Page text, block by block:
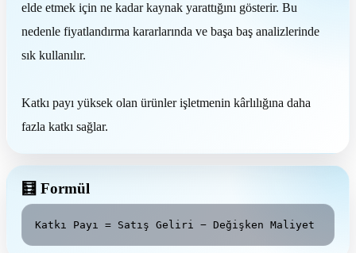
elde etmek için ne kadar kaynak yarattığını gösterir. Bu
nedenle fiyatlandırma kararlarında ve başa baş analizlerinde
sık kullanılır.
Katkı payı yüksek olan ürünler işletmenin kârlılığına daha
fazla katkı sağlar.
🧮 Formül
Katkı Payı = Satış Geliri − Değişken Maliyet